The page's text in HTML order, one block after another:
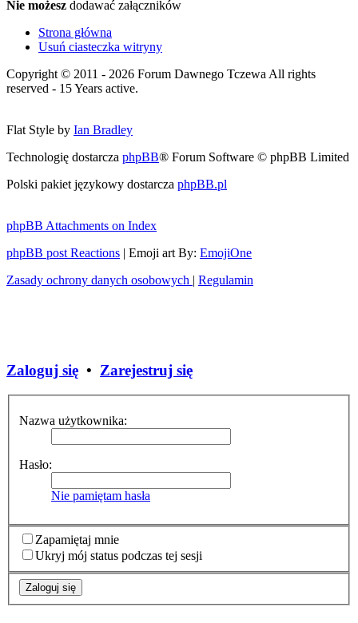
Nie możesz dodawać załączników
Strona główna
Usuń ciasteczka witryny
Copyright © 2011 - 2026 Forum Dawnego Tczewa All rights
reserved - 15 Years active.
Flat Style by Ian Bradley
Technologię dostarcza phpBB® Forum Software © phpBB Limited
Polski pakiet językowy dostarcza phpBB.pl
phpBB Attachments on Index
phpBB post Reactions | Emoji art By: EmojiOne
Zasady ochrony danych osobowych | Regulamin
Zaloguj się • Zarejestruj się
Nazwa użytkownika:
Hasło:
Nie pamiętam hasła
Zapamiętaj mnie
Ukryj mój status podczas tej sesji